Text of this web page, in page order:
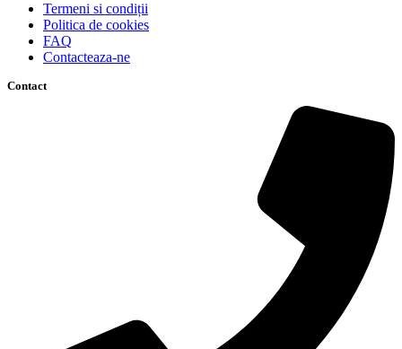
Termeni si condiții
Politica de cookies
FAQ
Contacteaza-ne
Contact